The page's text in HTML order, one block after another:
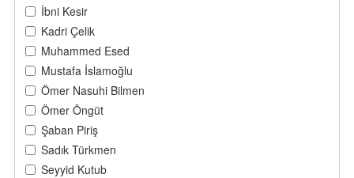
İbni Kesir
Kadri Çelik
Muhammed Esed
Mustafa İslamoğlu
Ömer Nasuhi Bilmen
Ömer Öngüt
Şaban Piriş
Sadık Türkmen
Seyyid Kutub